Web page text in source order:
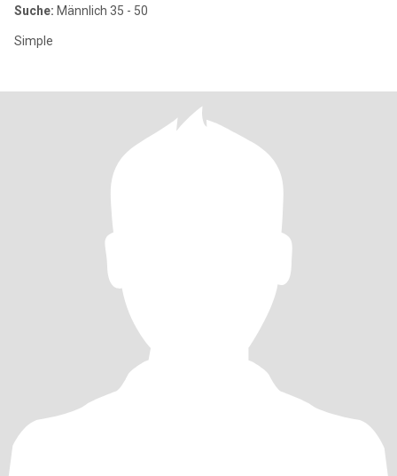
Suche: Männlich 35 - 50
Simple